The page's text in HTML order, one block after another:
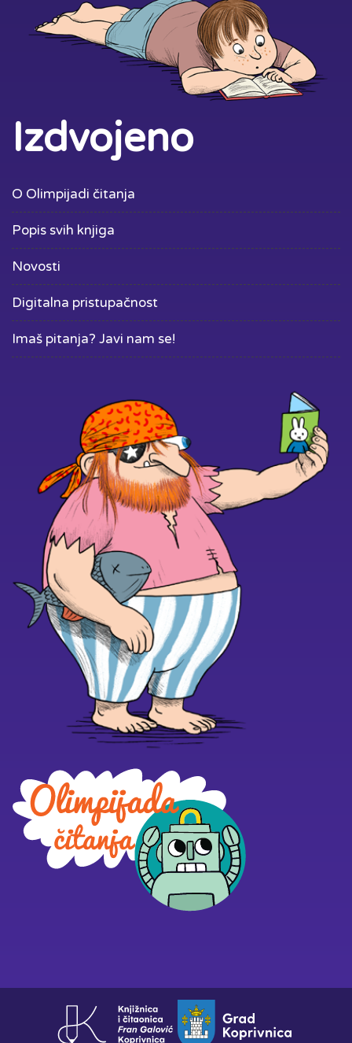
Izdvojeno
O Olimpijadi čitanja
Popis svih knjiga
Novosti
Digitalna pristupačnost
Imaš pitanja? Javi nam se!